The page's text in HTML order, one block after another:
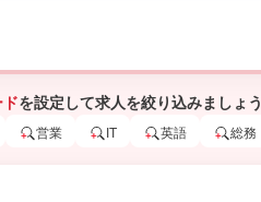
を設定して求人を絞り込みましょう
営業 IT 英語 総務